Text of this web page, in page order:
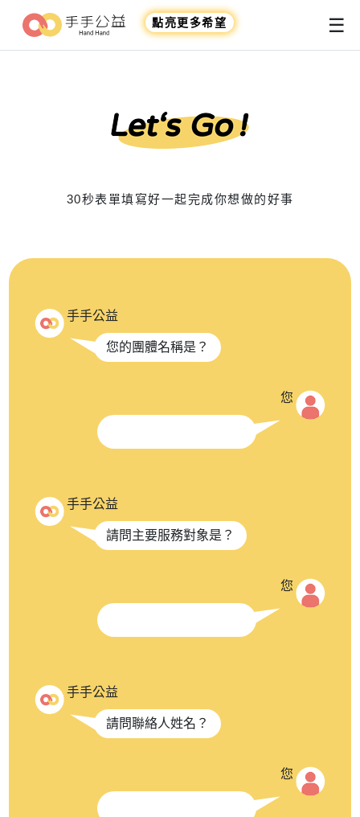
點亮更多希望 ☰
30秒表單填寫好一起完成你想做的好事
手手公益
您的團體名稱是？
您
手手公益
請問主要服務對象是？
您
手手公益
請問聯絡人姓名？
您